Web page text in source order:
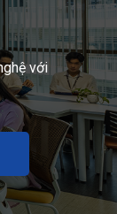
với